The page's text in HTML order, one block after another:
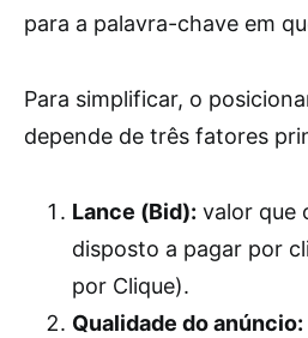
para a palavra-chave em
Para simplificar, o
depende de três fatores
Lance (Bid): valor que
disposto a pagar por
por Clique).
Qualidade do anúncio: